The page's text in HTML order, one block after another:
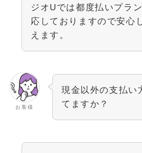
ジオUでは都度払いプラ
応しておりますので安心
えます。
お客様
現金以外の支払い
てますか？